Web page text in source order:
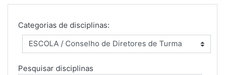
Categorias de disciplinas:
Pesquisar disciplinas